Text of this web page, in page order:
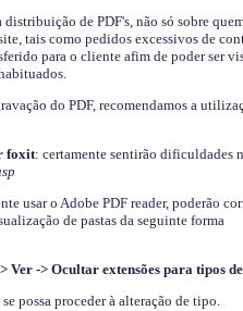
de PDF's, não só sobre
tais como pedidos excessivos de
para o cliente afim de poder ser
do PDF, recomendamos a
foxit: certamente sentirão dificuldades
usar o Adobe PDF reader, poderão
de pastas da seguinte forma
Ver -> Ocultar extensões para tipos
possa proceder à alteração de tipo.